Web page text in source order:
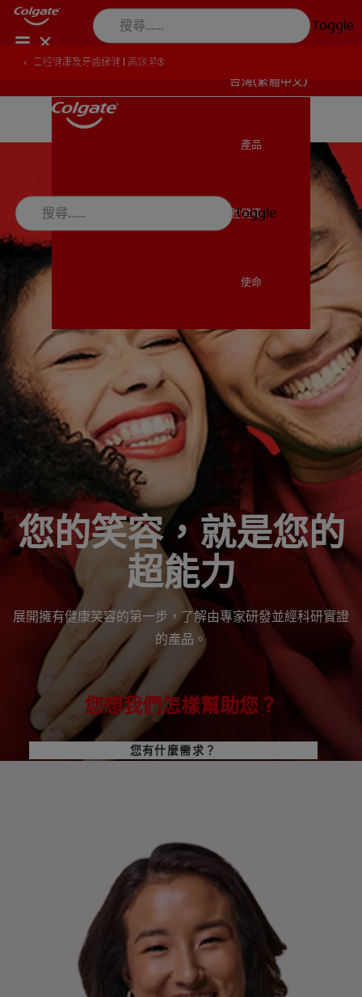
Toggle
口腔健康
使命
台灣(繁體中文)
台灣(繁體中文)
產品
口腔健康
使命
Toggle
口腔健康及牙齒保健 | 高露潔®
您的笑容，就是您的
超能力
展開擁有健康笑容的第一步，了解由專家研發並經科研實證
的產品。
您想我們怎樣幫助您？
您有什麼需求？
您的目標是什麼？
選擇一項
立即開始